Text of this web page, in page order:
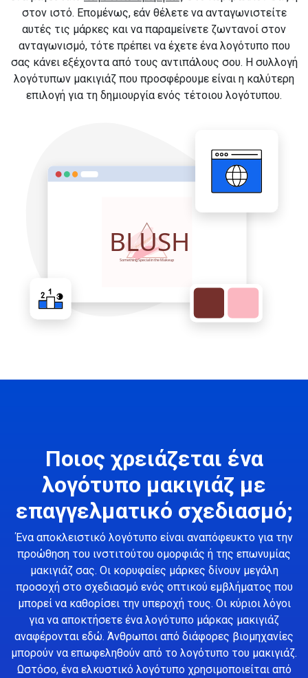
στον ιστό. Επομένως, εάν θέλετε να ανταγωνιστείτε
αυτές τις μάρκες και να παραμείνετε ζωντανοί στον
ανταγωνισμό, τότε πρέπει να έχετε ένα λογότυπο που
σας κάνει εξέχοντα από τους αντιπάλους σου. Η συλλογή
λογότυπων μακιγιάζ που προσφέρουμε είναι η καλύτερη
επιλογή για τη δημιουργία ενός τέτοιου λογότυπου.
Ποιος χρειάζεται ένα
λογότυπο μακιγιάζ με
επαγγελματικό σχεδιασμό;
Ένα αποκλειστικό λογότυπο είναι αναπόφευκτο για την
προώθηση του ινστιτούτου ομορφιάς ή της επωνυμίας
μακιγιάζ σας. Οι κορυφαίες μάρκες δίνουν μεγάλη
προσοχή στο σχεδιασμό ενός οπτικού εμβλήματος που
μπορεί να καθορίσει την υπεροχή τους. Οι κύριοι λόγοι
για να αποκτήσετε ένα λογότυπο μάρκας μακιγιάζ
αναφέρονται εδώ. Άνθρωποι από διάφορες βιομηχανίες
μπορούν να επωφεληθούν από το λογότυπο του μακιγιάζ.
Ωστόσο, ένα ελκυστικό λογότυπο χρησιμοποιείται από